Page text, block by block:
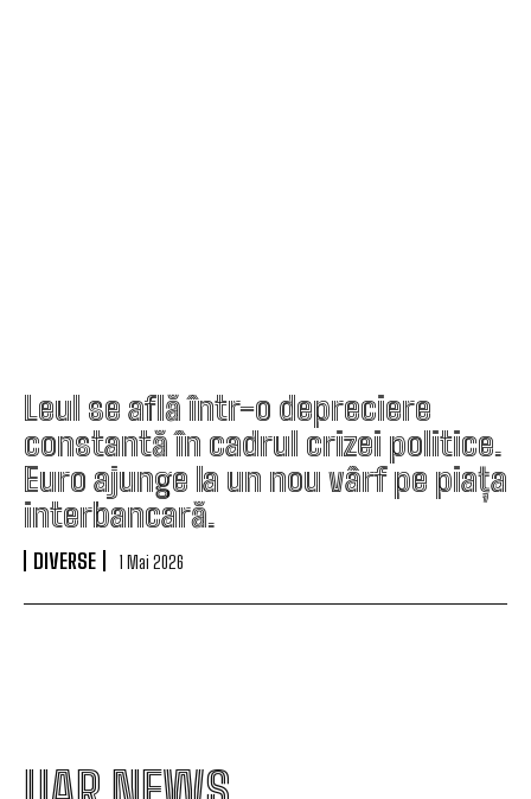
Leul se află într-o depreciere
constantă în cadrul crizei politice.
Euro ajunge la un nou vârf pe piața
interbancară.
DIVERSE 1 Mai 2026